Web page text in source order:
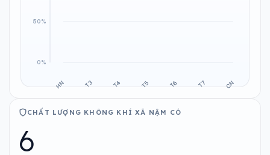
CHẤT LƯỢNG KHÔNG KHÍ XÃ NẬM CÓ
6